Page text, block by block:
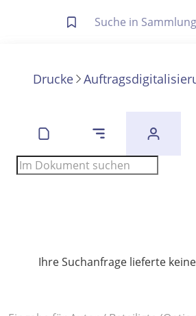
Die letzte Trefferliste besteht aus
Anzeigen
Zuletzt gesucht
Drucke
Ihre Suchanfrage lieferte